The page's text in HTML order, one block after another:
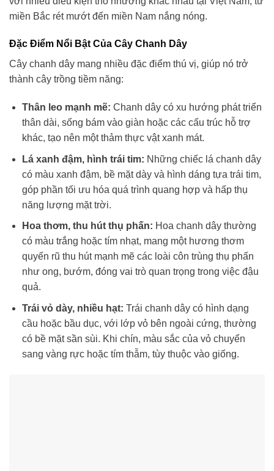
miền Bắc rét mướt đến miền Nam nắng nóng.
Đặc Điểm Nổi Bật Của Cây Chanh Dây
Cây chanh dây mang nhiều đặc điểm thú vị, giúp nó trở
thành cây trồng tiềm năng:
Thân leo mạnh mẽ: Chanh dây có xu hướng phát triển
thân dài, sống bám vào giàn hoặc các cấu trúc hỗ trợ
khác, tạo nên một thảm thực vật xanh mát.
Lá xanh đậm, hình trái tim: Những chiếc lá chanh dây
có màu xanh đậm, bề mặt dày và hình dáng tựa trái tim,
góp phần tối ưu hóa quá trình quang hợp và hấp thụ
năng lượng mặt trời.
Hoa thơm, thu hút thụ phấn: Hoa chanh dây thường
có màu trắng hoặc tím nhạt, mang một hương thơm
quyến rũ thu hút mạnh mẽ các loài côn trùng thụ phấn
như ong, bướm, đóng vai trò quan trọng trong việc đậu
quả.
Trái vỏ dày, nhiều hạt: Trái chanh dây có hình dạng
cầu hoặc bầu dục, với lớp vỏ bên ngoài cứng, thường
có bề mặt sần sùi. Khi chín, màu sắc của vỏ chuyển
sang vàng rực hoặc tím thẫm, tùy thuộc vào giống.